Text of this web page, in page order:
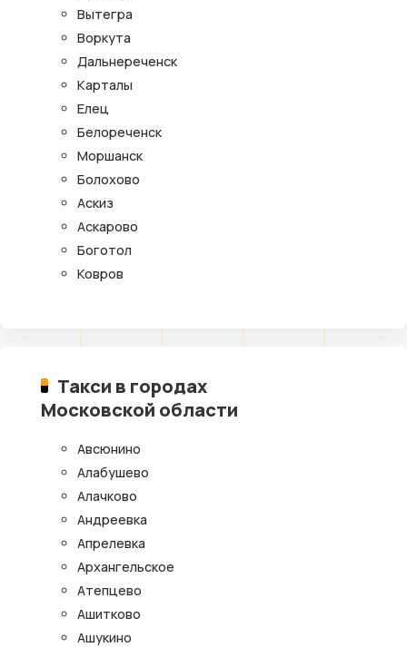
Вытегра
Воркута
Дальнереченск
Карталы
Елец
Белореченск
Моршанск
Болохово
Аскиз
Аскарово
Боготол
Ковров
Такси в городах
Московской области
Авсюнино
Алабушево
Алачково
Андреевка
Апрелевка
Архангельское
Атепцево
Ашитково
Ашукино